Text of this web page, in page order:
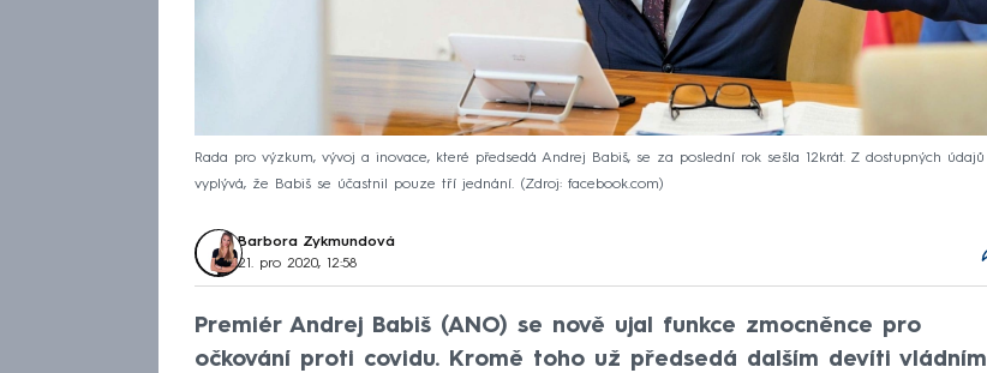
Rada pro výzkum, vývoj a inovace, které předsedá Andrej Babiš, se za poslední rok sešla 12krát. Z dostupných údajů
vyplývá, že Babiš se účastnil pouze tří jednání.
Zdroj: facebook.com
Barbora Zykmundová
21. pro 2020, 12:58
Premiér Andrej Babiš (ANO) se nově ujal funkce zmocněnce pro
očkování proti covidu. Kromě toho už předsedá dalším devíti vládním